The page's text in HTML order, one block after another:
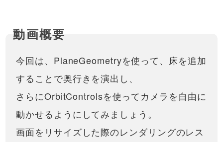
今回は、PlaneGeometryを使って、床を追加
することで奥行きを演出し、
さらにOrbitControlsを使ってカメラを自由に
動かせるようにしてみましょう。
画面をリサイズした際のレンダリングのレス